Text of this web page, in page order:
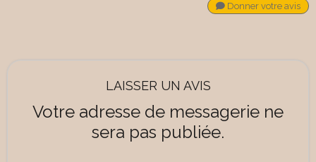
Donner votre avis
LAISSER UN AVIS
Votre adresse de messagerie ne
sera pas publiée.